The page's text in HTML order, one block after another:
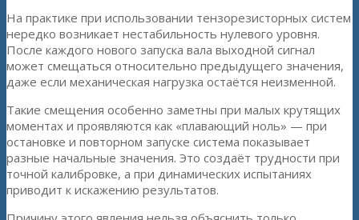
На практике при использовании тензорезисторных систем
нередко возникает нестабильность нулевого уровня.
После каждого нового запуска вала выходной сигнал
может смещаться относительно предыдущего значения,
даже если механическая нагрузка остаётся неизменной.
Такие смещения особенно заметны при малых крутящих
моментах и проявляются как «плавающий ноль» — при
остановке и повторном запуске система показывает
разные начальные значения. Это создаёт трудности при
точной калибровке, а при динамических испытаниях
приводит к искажению результатов.